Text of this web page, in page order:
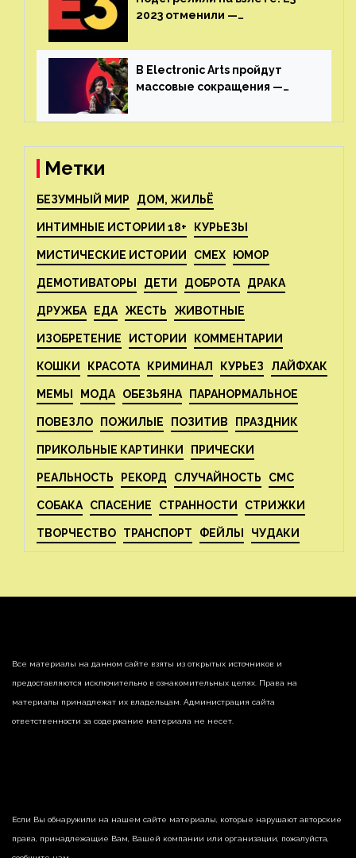
2023 отменили —
выставка не вернется
В Electronic Arts пройдут
массовые сокращения —
реструктуризацию
Метки
БЕЗУМНЫЙ МИР ДОМ, ЖИЛЬЁ
ИНТИМНЫЕ ИСТОРИИ 18+ КУРЬЕЗЫ
МИСТИЧЕСКИЕ ИСТОРИИ СМЕХ ЮМОР
ДЕМОТИВАТОРЫ ДЕТИ ДОБРОТА ДРАКА
ДРУЖБА ЕДА ЖЕСТЬ ЖИВОТНЫЕ
ИЗОБРЕТЕНИЕ ИСТОРИИ КОММЕНТАРИИ
КОШКИ КРАСОТА КРИМИНАЛ КУРЬЕЗ ЛАЙФХАК
МЕМЫ МОДА ОБЕЗЬЯНА ПАРАНОРМАЛЬНОЕ
ПОВЕЗЛО ПОЖИЛЫЕ ПОЗИТИВ ПРАЗДНИК
ПРИКОЛЬНЫЕ КАРТИНКИ ПРИЧЕСКИ
РЕАЛЬНОСТЬ РЕКОРД СЛУЧАЙНОСТЬ СМС
СОБАКА СПАСЕНИЕ СТРАННОСТИ СТРИЖКИ
ТВОРЧЕСТВО ТРАНСПОРТ ФЕЙЛЫ ЧУДАКИ
Все материалы на данном сайте взяты из открытых источников и
предоставляются исключительно в ознакомительных целях. Права на
материалы принадлежат их владельцам. Администрация сайта
ответственности за содержание материала не несет.
Если Вы обнаружили на нашем сайте материалы, которые нарушают авторские
права, принадлежащие Вам, Вашей компании или организации, пожалуйста,